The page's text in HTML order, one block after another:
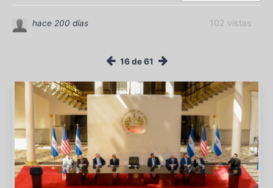
102 vistas
hace 200 días
16 de 61